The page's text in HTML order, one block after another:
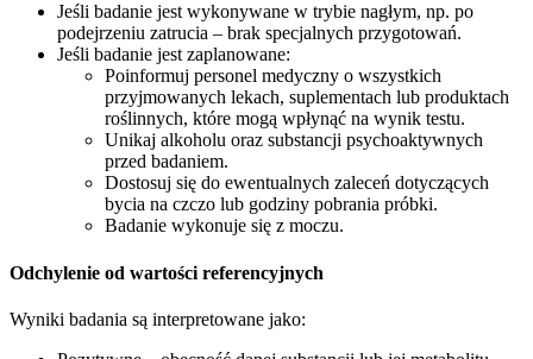
Jeśli badanie jest wykonywane w trybie nagłym, np. po
podejrzeniu zatrucia – brak specjalnych przygotowań.
Jeśli badanie jest zaplanowane:
Poinformuj personel medyczny o wszystkich
przyjmowanych lekach, suplementach lub produktach
roślinnych, które mogą wpłynąć na wynik testu.
Unikaj alkoholu oraz substancji psychoaktywnych
przed badaniem.
Dostosuj się do ewentualnych zaleceń dotyczących
bycia na czczo lub godziny pobrania próbki.
Badanie wykonuje się z moczu.
Odchylenie od wartości referencyjnych
Wyniki badania są interpretowane jako: